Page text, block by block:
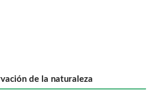
de la naturaleza